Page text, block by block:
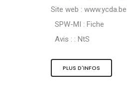
Site web : www.ycda.be
SPW-MI : Fiche
Avis : : NtS
PLUS D'INFOS